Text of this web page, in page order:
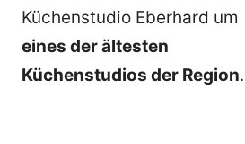
Küchenstudio Eberhard um
eines der ältesten
Küchenstudios der Region.